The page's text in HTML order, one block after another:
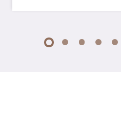
1 2 3 4 5